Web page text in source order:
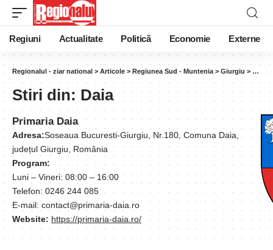
Regiuni Actualitate Politică Economie Externe
Regionalul - ziar national > Articole > Regiunea Sud - Muntenia > Giurgiu > Daia
Stiri din:Daia
Primaria Daia
Adresa:Soseaua Bucuresti-Giurgiu, Nr.180, Comuna Daia,
județul Giurgiu, România
Program:
Luni – Vineri: 08:00 – 16:00
Telefon: 0246 244 085
E-mail: contact@primaria-daia.ro
Website: https://primaria-daia.ro/